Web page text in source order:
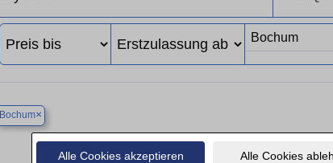
Alle Cookies akzeptieren Alle Cookies
Bochum×
Finden Sie in Bochum